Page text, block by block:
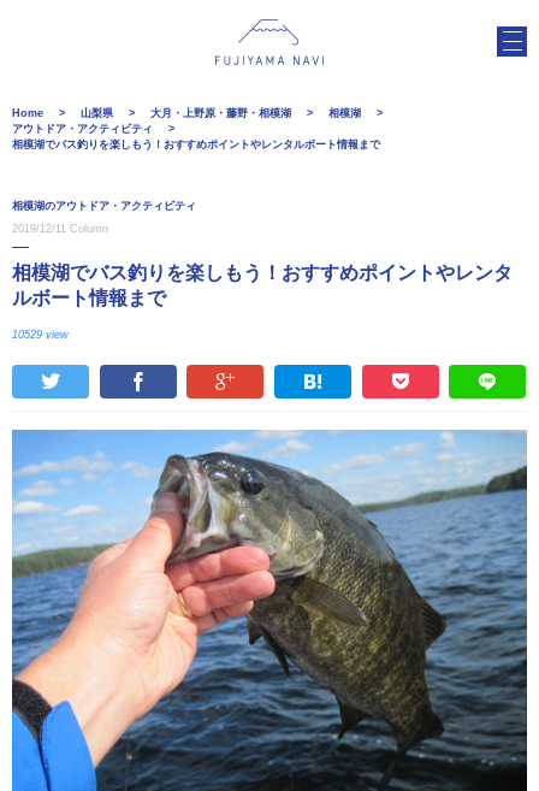
Home 山梨県 大月・上野原・藤野・相模湖
相模湖
アウトドア・アクティビティ
相模湖でバス釣りを楽しもう！おすすめポイントやレンタルボート情報まで
相模湖のアウトドア・アクティビティ
2019/12/11 Column
相模湖でバス釣りを楽しもう！おすすめポイントやレンタ
ルボート情報まで
10529 view